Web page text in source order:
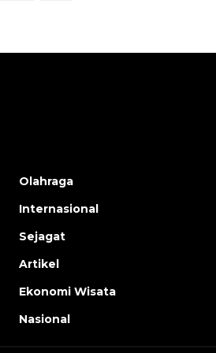
Olahraga
Internasional
Sejagat
Artikel
Ekonomi Wisata
Nasional